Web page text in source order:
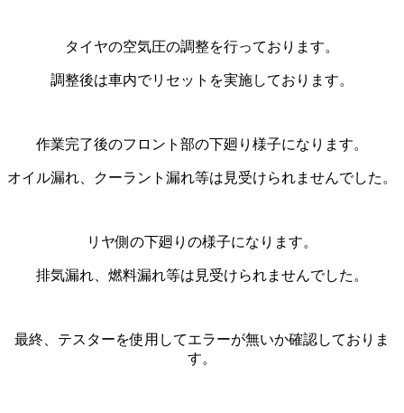
タイヤの空気圧の調整を行っております。
調整後は車内でリセットを実施しております。
作業完了後のフロント部の下廻り様子になります。
オイル漏れ、クーラント漏れ等は見受けられませんでした。
リヤ側の下廻りの様子になります。
排気漏れ、燃料漏れ等は見受けられませんでした。
最終、テスターを使用してエラーが無いか確認しておりま
す。